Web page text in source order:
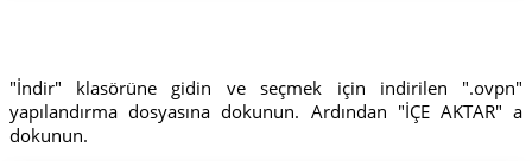
"İndir" klasörüne gidin ve seçmek için indirilen ".ovpn"
yapılandırma dosyasına dokunun. Ardından "İÇE AKTAR" a
dokunun.